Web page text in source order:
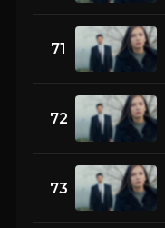
71
72
73